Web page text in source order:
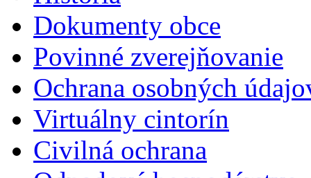
Dokumenty obce
Povinné zverejňovanie
Ochrana osobných
Virtuálny cintorín
Civilná ochrana